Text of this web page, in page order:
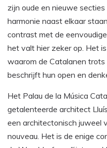
zijn oude en nieuwe
harmonie naast elkaar
contrast met de
het valt hier zeker op. Het
waarom de Catalanen
beschrijft hun open en
Het Palau de la Música
getalenteerde architect
een architectonisch juweel
nouveau. Het is de enige